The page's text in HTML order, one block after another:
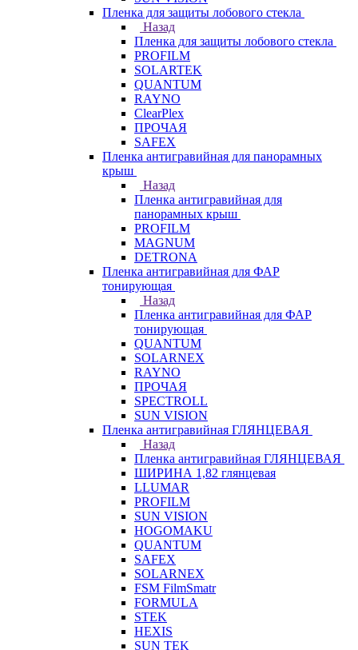
Пленка для защиты лобового стекла
Назад
Пленка для защиты лобового стекла
PROFILM
SOLARTEK
QUANTUM
RAYNO
ClearPlex
ПРОЧАЯ
SAFEX
Пленка антигравийная для панорамных
крыш
Назад
Пленка антигравийная для
панорамных крыш
PROFILM
MAGNUM
DETRONA
Пленка антигравийная для ФАР
тонирующая
Назад
Пленка антигравийная для ФАР
тонирующая
QUANTUM
SOLARNEX
RAYNO
ПРОЧАЯ
SPECTROLL
SUN VISION
Пленка антигравийная ГЛЯНЦЕВАЯ
Назад
Пленка антигравийная ГЛЯНЦЕВАЯ
ШИРИНА 1,82 глянцевая
LLUMAR
PROFILM
SUN VISION
HOGOMAKU
QUANTUM
SAFEX
SOLARNEX
FSM FilmSmatr
FORMULA
STEK
HEXIS
SUN TEK